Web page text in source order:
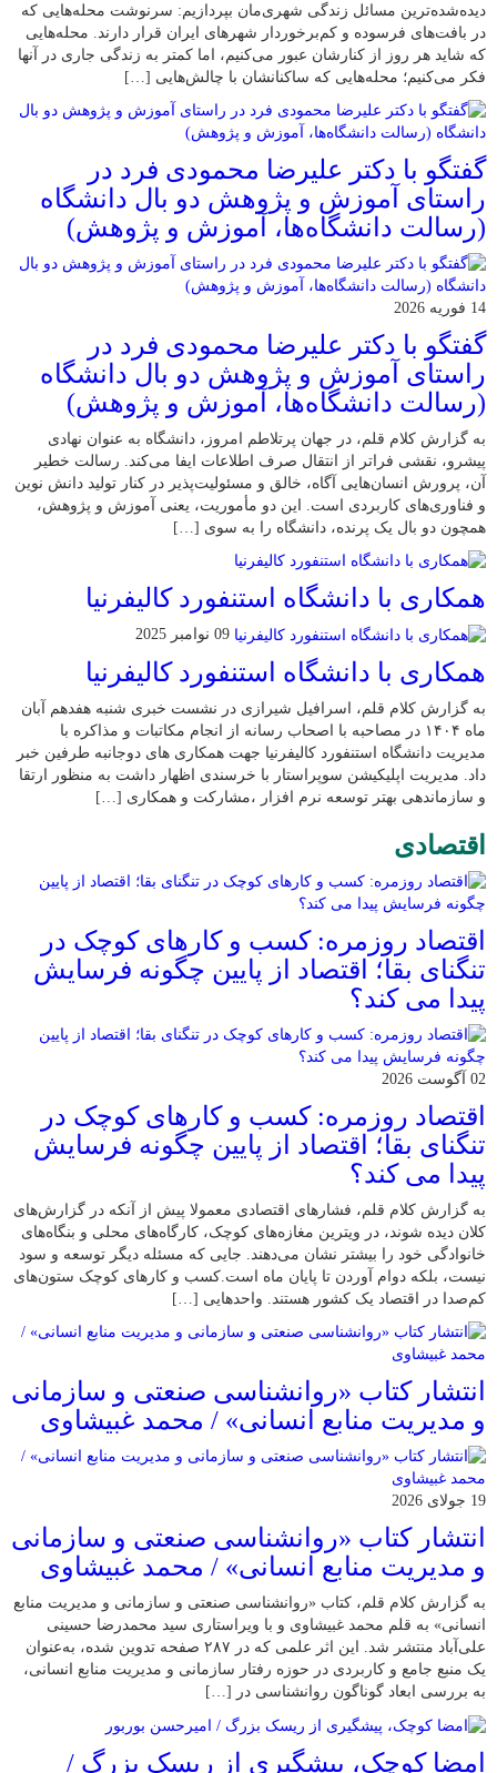
دیده‌شده‌ترین مسائل زندگی شهری‌مان بپردازیم: سرنوشت محله‌هایی که
در بافت‌های فرسوده و کم‌برخوردار شهرهای ایران قرار دارند. محله‌هایی
که شاید هر روز از کنارشان عبور می‌کنیم، اما کمتر به زندگی جاری در آنها
فکر می‌کنیم؛ محله‌هایی که ساکنانشان با چالش‌هایی […]
گفتگو با دکتر علیرضا محمودی فرد در
راستای آموزش و پژوهش دو بال دانشگاه
(رسالت دانشگاه‌ها، آموزش و پژوهش)
14 فوریه 2026
گفتگو با دکتر علیرضا محمودی فرد در
راستای آموزش و پژوهش دو بال دانشگاه
(رسالت دانشگاه‌ها، آموزش و پژوهش)
به گزارش کلام قلم، در جهان پرتلاطم امروز، دانشگاه به عنوان نهادی
پیشرو، نقشی فراتر از انتقال صرف اطلاعات ایفا می‌کند. رسالت خطیر
آن، پرورش انسان‌هایی آگاه، خالق و مسئولیت‌پذیر در کنار تولید دانش نوین
و فناوری‌های کاربردی است. این دو مأموریت، یعنی آموزش و پژوهش،
همچون دو بال یک پرنده، دانشگاه را به سوی […]
همکاری با دانشگاه استنفورد کالیفرنیا
09 نوامبر 2025
همکاری با دانشگاه استنفورد کالیفرنیا
به گزارش کلام قلم، اسرافیل شیرازی در نشست خبری شنبه هفدهم آبان
ماه ۱۴۰۴ در مصاحبه با اصحاب رسانه از انجام مکاتبات و مذاکره با
مدیریت دانشگاه استنفورد کالیفرنیا جهت همکاری های دوجانبه طرفین خبر
داد. مدیریت اپلیکیشن سوپراستار با خرسندی اظهار داشت به منظور ارتقا
و سازماندهی بهتر توسعه نرم افزار ،مشارکت و همکاری […]
اقتصادی
اقتصاد روزمره: کسب‌ و کارهای کوچک در
تنگنای بقا؛ اقتصاد از پایین چگونه فرسایش
پیدا می کند؟
02 آگوست 2026
اقتصاد روزمره: کسب‌ و کارهای کوچک در
تنگنای بقا؛ اقتصاد از پایین چگونه فرسایش
پیدا می کند؟
به گزارش کلام قلم، فشارهای اقتصادی معمولا پیش از آنکه در گزارش‌های
کلان دیده شوند، در ویترین مغازه‌های کوچک، کارگاه‌های محلی و بنگاه‌های
خانوادگی خود را بیشتر نشان می‌دهند. جایی که مسئله دیگر توسعه و سود
نیست، بلکه دوام آوردن تا پایان ماه است.کسب‌ و کارهای کوچک ستون‌های
کم‌صدا در اقتصاد یک کشور هستند. واحدهایی […]
انتشار کتاب «روانشناسی صنعتی و سازمانی
و مدیریت منابع انسانی» / محمد غبیشاوی
19 جولای 2026
انتشار کتاب «روانشناسی صنعتی و سازمانی
و مدیریت منابع انسانی» / محمد غبیشاوی
به گزارش کلام قلم، کتاب «روانشناسی صنعتی و سازمانی و مدیریت منابع
انسانی» به قلم محمد غبیشاوی و با ویراستاری سید محمدرضا حسینی
علی‌آباد منتشر شد. این اثر علمی که در ۲۸۷ صفحه تدوین شده، به‌عنوان
یک منبع جامع و کاربردی در حوزه رفتار سازمانی و مدیریت منابع انسانی،
به بررسی ابعاد گوناگون روانشناسی در […]
امضا کوچک، پیشگیری از ریسک بزرگ /